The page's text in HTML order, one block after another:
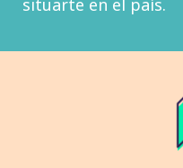
situarte en el país.